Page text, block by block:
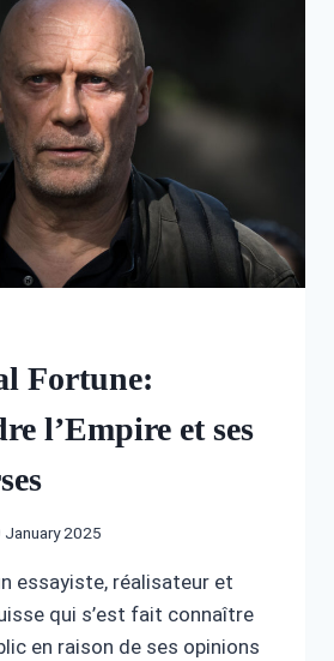
Fortune:
l’Empire et ses
January 2025
essayiste, réalisateur et
qui s’est fait connaître
en raison de ses opinions